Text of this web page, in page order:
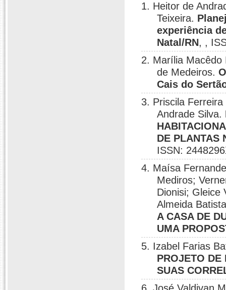
1. Heitor de
Teixeira.
experiência
Natal/RN, ,
2. Marília Macêdo
de Medeiros.
Cais do
3. Priscila
Andrade Silva.
DE PLANTAS
ISSN:
4. Maísa
Mediros;
Dionisi; Gleice
Almeida
A CASA DE
UMA
5. Izabel Farias
PROJETO DE
SUAS